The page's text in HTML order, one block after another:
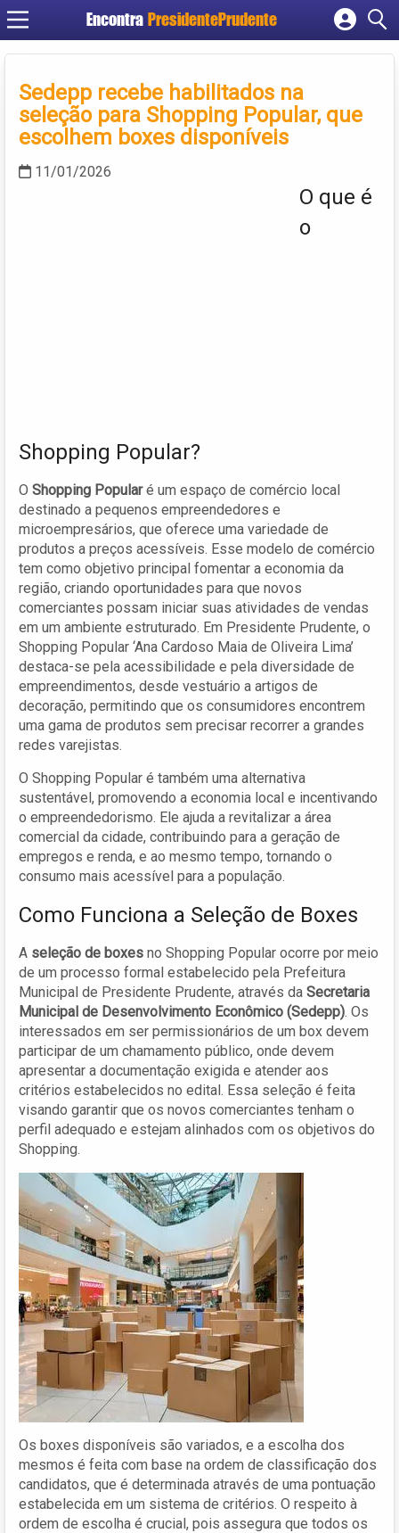
Encontra PresidentePrudente
Cadastrar empresa
Criar conta
Sedepp recebe habilitados na
seleção para Shopping Popular, que
escolhem boxes disponíveis
11/01/2026
O que é
o
Shopping Popular?
O Shopping Popularé um espaço de comércio local
destinado a pequenos empreendedores e
microempresários, que oferece uma variedade de
produtos a preços acessíveis. Esse modelo de comércio
tem como objetivo principal fomentar a economia da
região, criando oportunidades para que novos
comerciantes possam iniciar suas atividades de vendas
em um ambiente estruturado. Em Presidente Prudente, o
Shopping Popular ‘Ana Cardoso Maia de Oliveira Lima’
destaca-se pela acessibilidade e pela diversidade de
empreendimentos, desde vestuário a artigos de
decoração, permitindo que os consumidores encontrem
uma gama de produtos sem precisar recorrer a grandes
redes varejistas.
O Shopping Popular é também uma alternativa
sustentável, promovendo a economia local e incentivando
o empreendedorismo. Ele ajuda a revitalizar a área
comercial da cidade, contribuindo para a geração de
empregos e renda, e ao mesmo tempo, tornando o
consumo mais acessível para a população.
Como Funciona a Seleção de Boxes
A seleção de boxes no Shopping Popular ocorre por meio
de um processo formal estabelecido pela Prefeitura
Municipal de Presidente Prudente, através da Secretaria
Municipal de Desenvolvimento Econômico (Sedepp). Os
interessados em ser permissionários de um box devem
participar de um chamamento público, onde devem
apresentar a documentação exigida e atender aos
critérios estabelecidos no edital. Essa seleção é feita
visando garantir que os novos comerciantes tenham o
perfil adequado e estejam alinhados com os objetivos do
Shopping.
Os boxes disponíveis são variados, e a escolha dos
mesmos é feita com base na ordem de classificação dos
candidatos, que é determinada através de uma pontuação
estabelecida em um sistema de critérios. O respeito à
ordem de escolha é crucial, pois assegura que todos os